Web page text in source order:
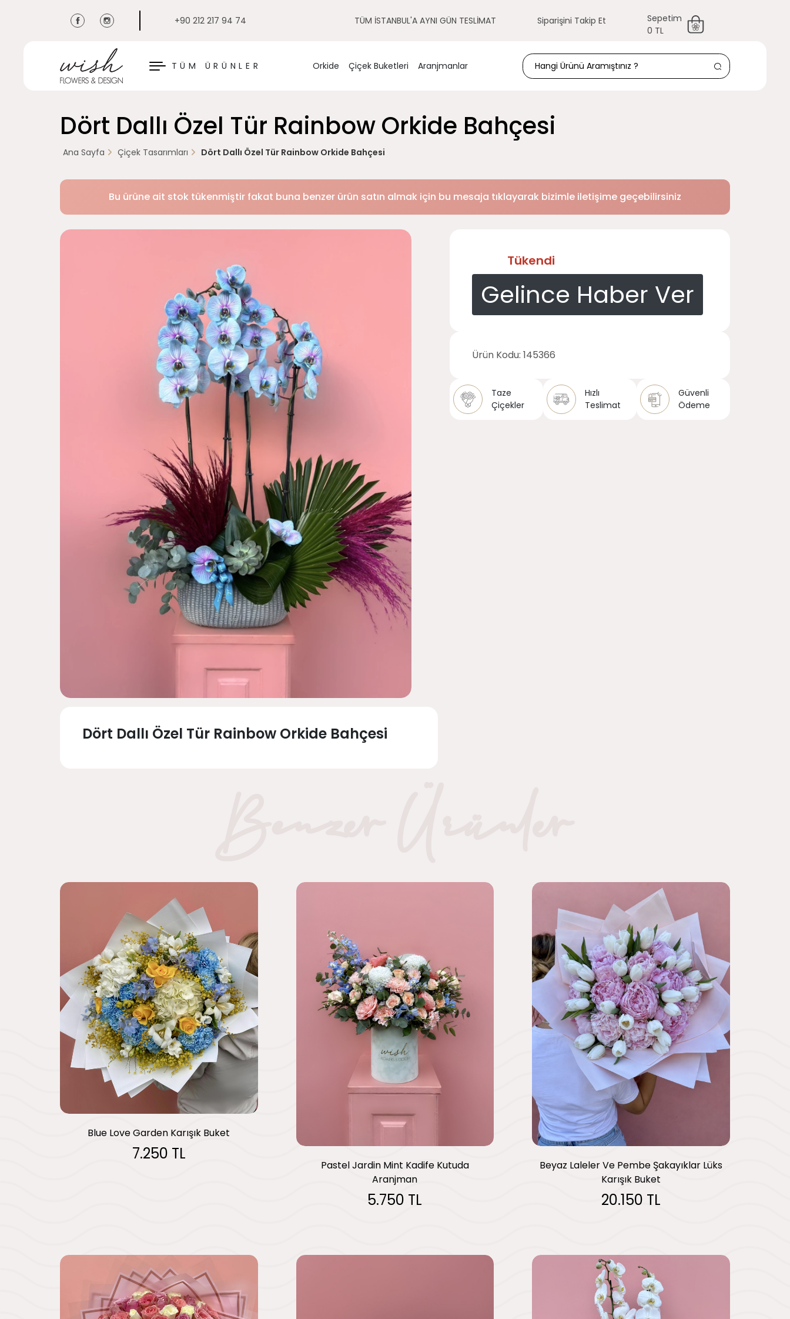
+90 212 217 94 74 TÜM İSTANBUL'A AYNI GÜN TESLİMAT Siparişini Takip Et
Sepetim
0 TL
TÜM ÜRÜNLER
KAPAT Orkide Çiçek Buketleri Aranjmanlar
Dört Dallı Özel Tür Rainbow Orkide Bahçesi
Ana Sayfa Çiçek Tasarımları Dört Dallı Özel Tür Rainbow Orkide Bahçesi
Bu ürüne ait stok tükenmiştir fakat buna benzer ürün satın almak için bu mesaja tıklayarak bizimle iletişime geçebilirsiniz
Dört Dallı Özel Tür Rainbow Orkide Bahçesi
Tükendi
Gelince Haber Ver
Ürün Kodu: 145366
Taze
Çiçekler
Hızlı
Teslimat
Güvenli
Ödeme
Blue Love Garden Karışık Buket
7.250 TL
Pastel Jardin Mint Kadife Kutuda
Aranjman
5.750 TL
Beyaz Laleler Ve Pembe Şakayıklar Lüks
Karışık Buket
20.150 TL